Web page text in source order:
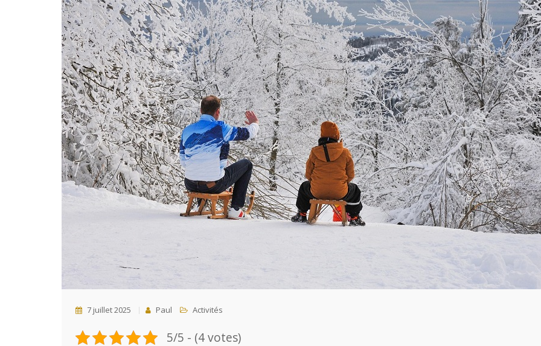
7 juillet 2025 Paul Activités
5/5 - (4 votes)